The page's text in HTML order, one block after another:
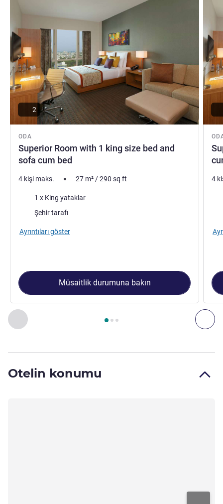
Önceki - Oda
Sayfa , Oda 1 : Superior Room with 1 king size bed
ODA
Superior Room with 1 king size bed and
sofa cum bed
2
4 kişi maks. 27 m²/290 sq ft
1 x King yataklar
Manzara:Şehir tarafı
Ayrıntıları göster
Müsaitlik durumuna bakın
4
Otelin konumu